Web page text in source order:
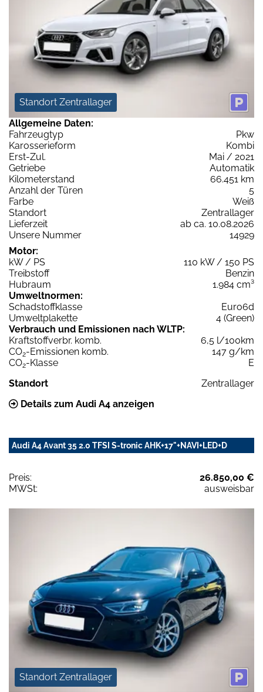
Standort Zentrallager
Allgemeine Daten:
Fahrzeugtyp
Pkw
Karosserieform
Kombi
Erst-Zul.
Mai / 2021
Getriebe
Automatik
Kilometerstand
66.451 km
Anzahl der Türen
5
Farbe
Weiß
Standort
Zentrallager
Lieferzeit
ab ca. 10.08.2026
Unsere Nummer
14929
Motor:
kW / PS
110 kW / 150 PS
Treibstoff
Benzin
Hubraum
1.984 cm³
Umweltnormen:
Schadstoffklasse
Euro6d
Umweltplakette
4 (Green)
Verbrauch und Emissionen nach WLTP:
Kraftstoffverbr. komb.
6,5 l/100km
CO2-Emissionen komb.
147 g/km
CO2-Klasse
E
Standort
Zentrallager
Details zum Audi A4 anzeigen
Audi A4 Avant 35 2.0 TFSI S-tronic AHK+17"+NAVI+LED+D
Preis:
26.850,00 €
MWSt:
ausweisbar
Standort Zentrallager